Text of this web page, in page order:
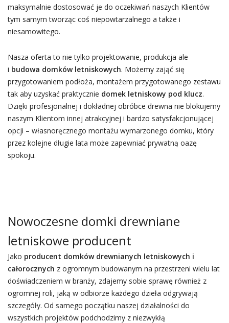
maksymalnie dostosować je do oczekiwań naszych Klientów
tym samym tworząc coś niepowtarzalnego a także i
niesamowitego.
Nasza oferta to nie tylko projektowanie, produkcja ale
i budowa domków letniskowych. Możemy zająć się
przygotowaniem podłoża, montażem przygotowanego zestawu
tak aby uzyskać praktycznie domek letniskowy pod klucz.
Dzięki profesjonalnej i dokładnej obróbce drewna nie blokujemy
naszym Klientom innej atrakcyjnej i bardzo satysfakcjonującej
opcji – własnoręcznego montażu wymarzonego domku, który
przez kolejne długie lata może zapewniać prywatną oazę
spokoju.
Nowoczesne domki drewniane
letniskowe producent
Jako producent domków drewnianych letniskowych i
całorocznych z ogromnym budowanym na przestrzeni wielu lat
doświadczeniem w branży, zdajemy sobie sprawę również z
ogromnej roli, jaką w odbiorze każdego dzieła odgrywają
szczegóły. Od samego początku naszej działalności do
wszystkich projektów podchodzimy z niezwykłą